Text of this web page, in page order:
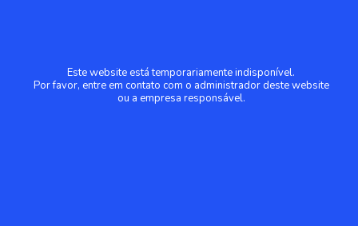
Este website está temporariamente indisponível.
Por favor, entre em contato com o administrador deste website
ou a empresa responsável.